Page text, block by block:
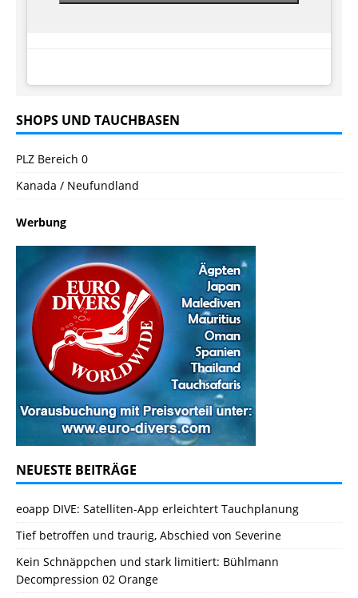
SHOPS UND TAUCHBASEN
PLZ Bereich 0
Kanada / Neufundland
Werbung
NEUESTE BEITRÄGE
eoapp DIVE: Satelliten-App erleichtert Tauchplanung
Tief betroffen und traurig, Abschied von Severine
Kein Schnäppchen und stark limitiert: Bühlmann
Decompression 02 Orange